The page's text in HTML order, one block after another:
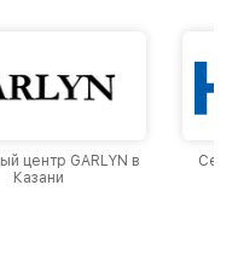
Сервисный центр Haier в